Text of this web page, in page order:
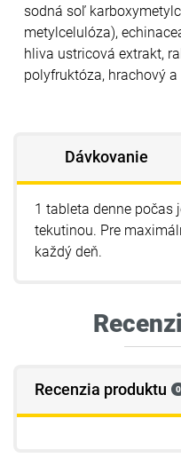
sodná soľ
metylcelulóza),
hliva ustricová extrakt,
polyfruktóza, hrachový
Dávkovanie
1 tableta denne počas
tekutinou. Pre
každý deň.
Recenzia produktu 0